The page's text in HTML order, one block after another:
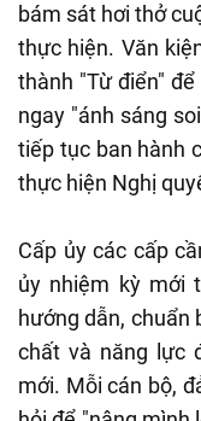
bám sát hơi thở
thực hiện. Văn
thành "Từ điển"
ngay "ánh sáng
tiếp tục ban hành
thực hiện Nghị
Cấp ủy các cấp
ủy nhiệm kỳ mới
hướng dẫn, chuẩn
chất và năng lực
mới. Mỗi cán bộ,